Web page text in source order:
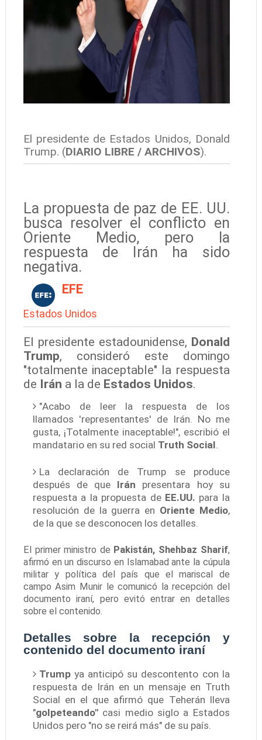
El presidente de Estados Unidos, Donald
Trump. (DIARIO LIBRE / ARCHIVOS).
La propuesta de paz de EE. UU.
busca resolver el conflicto en
Oriente Medio, pero la
respuesta de Irán ha sido
negativa.
EFE
Estados Unidos
El presidente estadounidense, Donald
Trump, consideró este domingo
"totalmente inaceptable" la respuesta
de Irán a la de Estados Unidos.
"Acabo de leer la respuesta de los
llamados 'representantes' de Irán. No me
gusta, ¡Totalmente inaceptable!", escribió el
mandatario en su red social Truth Social.
La declaración de Trump se produce
después de que Irán presentara hoy su
respuesta a la propuesta de EE.UU. para la
resolución de la guerra en Oriente Medio,
de la que se desconocen los detalles.
El primer ministro de Pakistán, Shehbaz Sharif,
afirmó en un discurso en Islamabad ante la cúpula
militar y política del país que el mariscal de
campo Asim Munir le comunicó la recepción del
documento iraní, pero evitó entrar en detalles
sobre el contenido.
Detalles sobre la recepción y
contenido del documento iraní
Trumpya anticipó su descontento con la
respuesta de Irán en un mensaje en Truth
Social en el que afirmó que Teherán lleva
"golpeteando"casi medio siglo a Estados
Unidos pero "no se reirá más" de su país.